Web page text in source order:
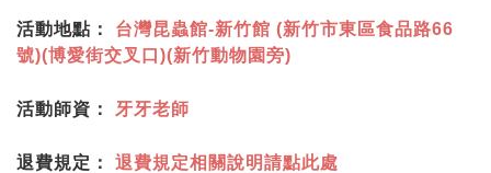
活動地點： 台灣昆蟲館-新竹館 (新竹市東區食品路66
號)(博愛街交叉口)(新竹動物園旁)
活動師資： 牙牙老師
退費規定： 退費規定相關說明請點此處